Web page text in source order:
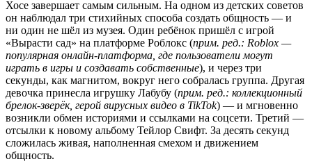
Хосе завершает самым сильным. На одном из детских советов
он наблюдал три стихийных способа создать общность — и
ни один не шёл из музея. Один ребёнок пришёл с игрой
«Вырасти сад» на платформе Роблокс (прим. ред.: Roblox —
популярная онлайн-платформа, где пользователи могут
играть в игры и создавать собственные), и через три
секунды, как магнитом, вокруг него собралась группа. Другая
девочка принесла игрушку Лабубу (прим. ред.: коллекционный
брелок-зверёк, герой вирусных видео в TikTok) — и мгновенно
возникли обмен историями и ссылками на соцсети. Третий —
отсылки к новому альбому Тейлор Свифт. За десять секунд
сложилась живая, наполненная смехом и движением
общность.